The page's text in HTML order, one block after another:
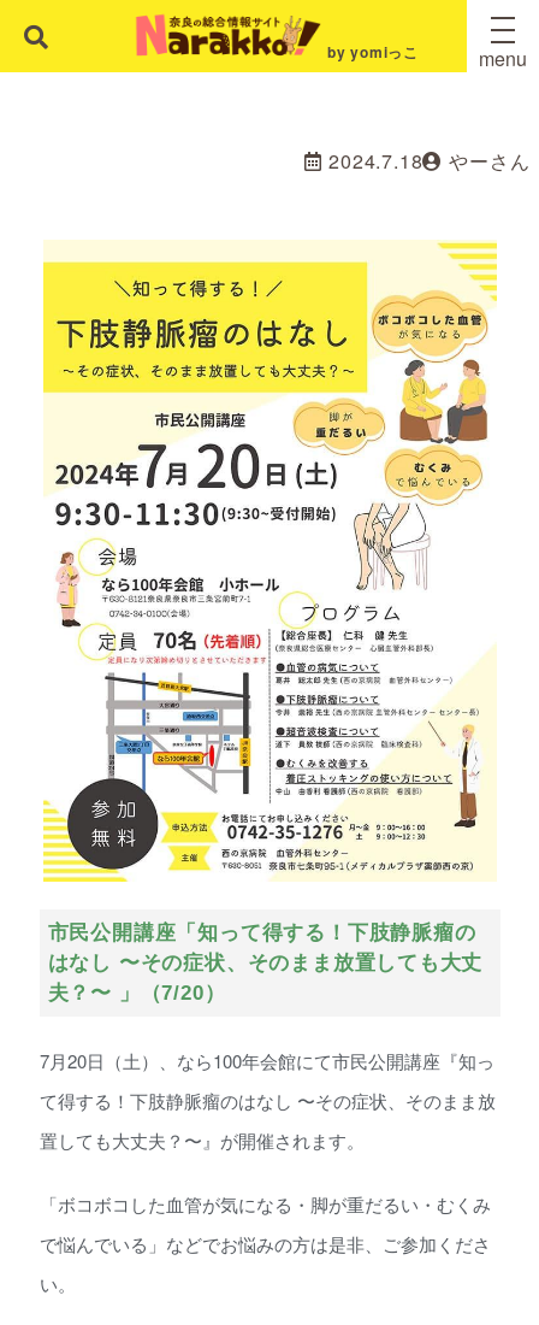
by yomiっこ menu
2024.7.18 やーさん
市民公開講座「知って得する！下肢静脈瘤の
はなし 〜その症状、そのまま放置しても大丈
夫？〜 」（7/20）
7月20日（土）、なら100年会館にて市民公開講座『知っ
て得する！下肢静脈瘤のはなし 〜その症状、そのまま放
置しても大丈夫？〜』が開催されます。
「ボコボコした血管が気になる・脚が重だるい・むくみ
で悩んでいる」などでお悩みの方は是非、ご参加くださ
い。